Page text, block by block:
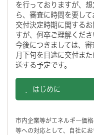
を行っておりますが、
ら、審査に時間を要して
交付決定時期に関する
すが、何卒ご理解くださ
今後につきましては、
月下旬を目途に交付ま
送する予定です。
．はじめに
市内企業等がエネルギー価
等への対応として、自社に